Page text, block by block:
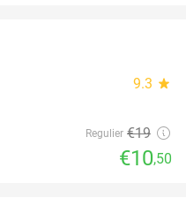
9.3 star
Regulier €19
€10,50